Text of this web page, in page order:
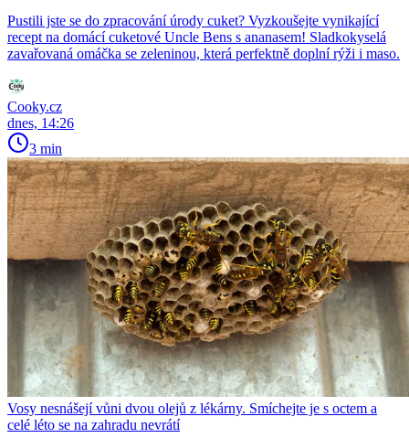
Pustili jste se do zpracování úrody cuket? Vyzkoušejte vynikající
recept na domácí cuketové Uncle Bens s ananasem! Sladkokyselá
zavařovaná omáčka se zeleninou, která perfektně doplní rýži i maso.
Cooky.cz
dnes, 14:26
3 min
Vosy nesnášejí vůni dvou olejů z lékárny. Smíchejte je s octem a
celé léto se na zahradu nevrátí